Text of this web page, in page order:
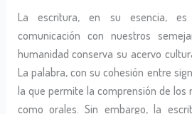
La escritura, en su esencia,
comunicación con nuestros
humanidad conserva su acervo
La palabra, con su cohesión entre
la que permite la comprensión de los
como orales. Sin embargo, la